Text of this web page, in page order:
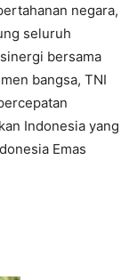
negara,
seluruh
bersama
bangsa, TNI
Indonesia yang
Emas